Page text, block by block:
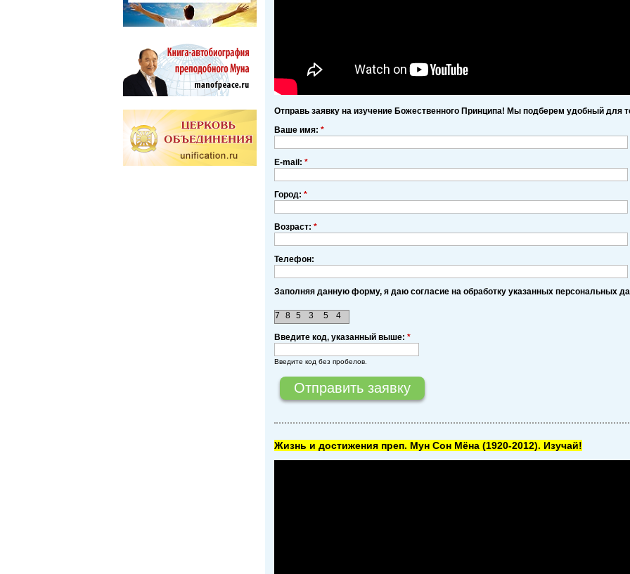
Отправь заявку на изучение Божественного Принципа! Мы подберем удобный для
Ваше имя: *
E-mail: *
Город: *
Возраст: *
Телефон:
Заполняя данную форму, я даю согласие на обработку указанных персональных
7 8 5 3 4
5
Введите код, указанный выше: *
Введите код без пробелов.
Жизнь и достижения преп. Мун Сон Мёна (1920-2012). Изучай!